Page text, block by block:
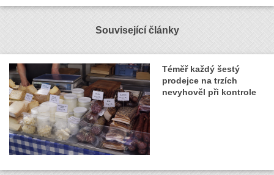
Související články
Téměř každý šestý
prodejce na trzích
nevyhověl při kontrole